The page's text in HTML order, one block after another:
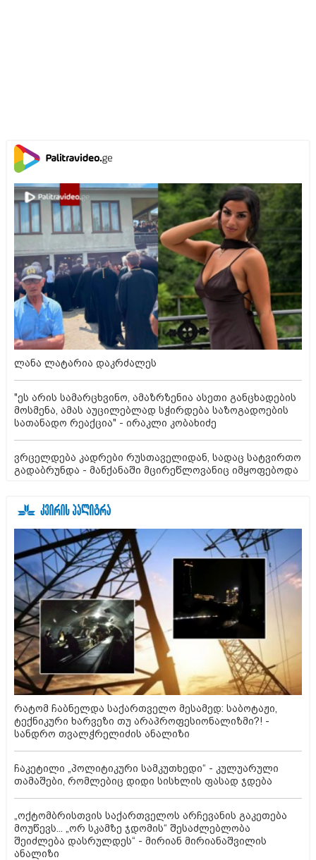
ლანა ლატარია დაკრძალეს
"ეს არის სამარცხვინო, ამაზრზენია ასეთი განცხადების
მოსმენა, ამას აუცილებლად სჭირდება საზოგადოების
სათანადო რეაქცია" - ირაკლი კობახიძე
ვრცელდება კადრები რუსთაველიდან, სადაც სატვირთო
გადაბრუნდა - მანქანაში მცირეწლოვანიც იმყოფებოდა
რატომ ჩაბნელდა საქართველო მესამედ: საბოტაჟი,
ტექნიკური ხარვეზი თუ არაპროფესიონალიზმი?! -
სანდრო თვალჭრელიძის ანალიზი
ჩაკეტილი „პოლიტიკური სამკუთხედი“ - კულუარული
თამაშები, რომლებიც დიდი სისხლის ფასად ჯდება
„ოქტომბრისთვის საქართველოს არჩევანის გაკეთება
მოუწევს... „ორ სკამზე ჯდომის“ შესაძლებლობა
შეიძლება დასრულდეს“ - მირიან მირიანაშვილის
ანალიზი